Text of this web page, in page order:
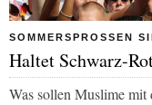
SOMMERSPROSSEN
Haltet Schwarz-
Was sollen Muslime